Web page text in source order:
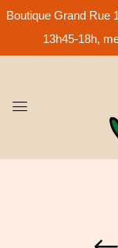
Boutique Grand Rue
13h45-18h,